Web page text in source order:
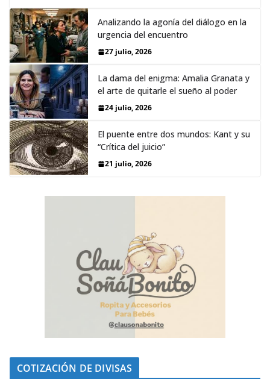
Analizando la agonía del diálogo en la
urgencia del encuentro
27 julio, 2026
La dama del enigma: Amalia Granata y
el arte de quitarle el sueño al poder
24 julio, 2026
El puente entre dos mundos: Kant y su
“Crítica del juicio”
21 julio, 2026
COTIZACIÓN DE DIVISAS